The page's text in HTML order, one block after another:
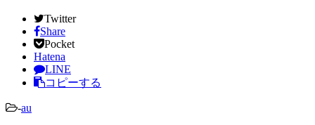
Twitter
Share
Pocket
Hatena
LINE
コピーする
-au